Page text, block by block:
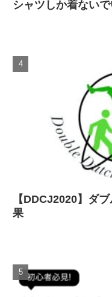
シャツしか着ない
【DDCJ2020】ダ
果